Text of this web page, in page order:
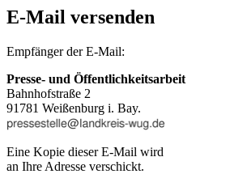
E-Mail versenden
Empfänger der E-Mail:
Presse- und Öffentlichkeitsarbeit
Bahnhofstraße 2
91781 Weißenburg i. Bay.
Eine Kopie dieser E-Mail wird
an Ihre Adresse verschickt.